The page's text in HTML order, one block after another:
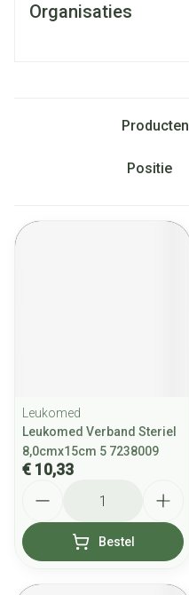
Organisaties
Producten
Sorteer op:
Leukomed
Leukomed Verband Steriel
8,0cmx15cm 5 7238009
€ 10,33
Bestel